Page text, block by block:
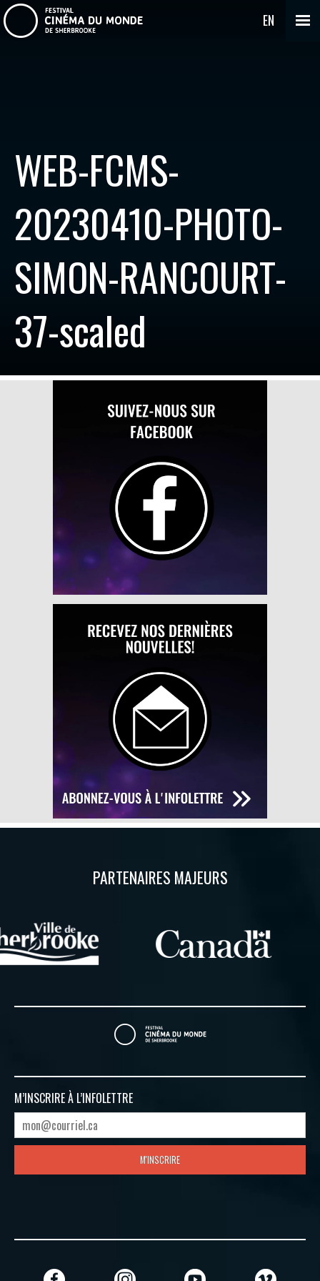
EN
WEB-FCMS-
20230410-PHOTO-
SIMON-RANCOURT-
37-scaled
PARTENAIRES MAJEURS
M’INSCRIRE À L’INFOLETTRE
M'INSCRIRE